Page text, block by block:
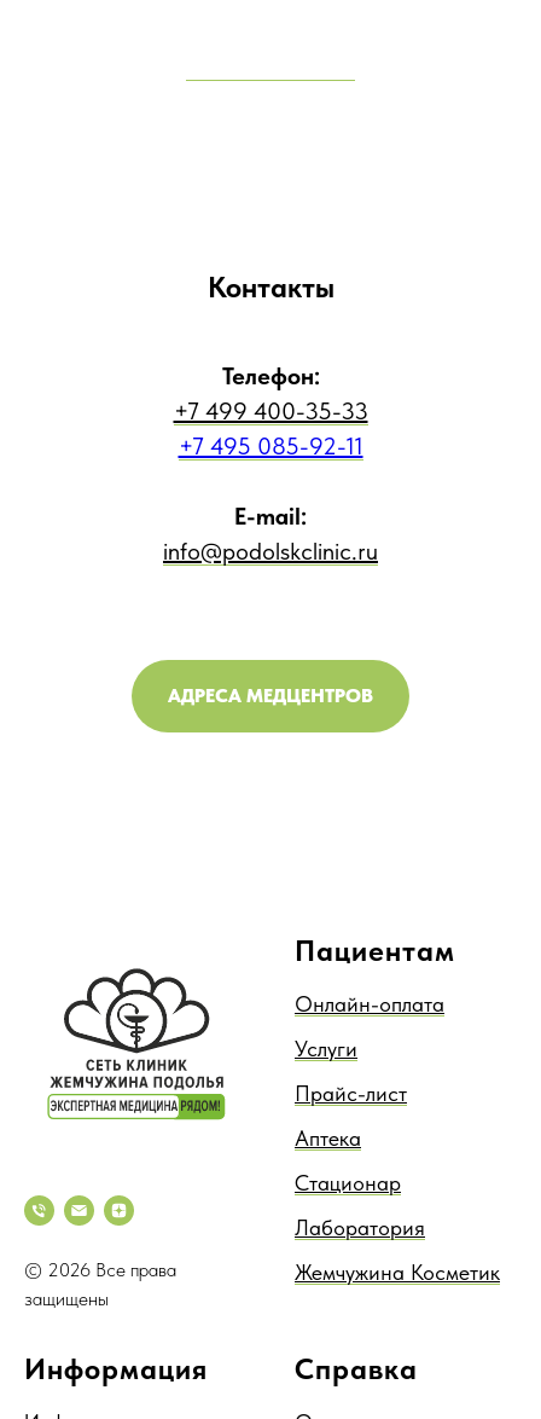
Контакты
Телефон:
+7 499 400-35-33
+7 495 085-92-11
E-mail:
info@podolskclinic.ru
АДРЕСА МЕДЦЕНТРОВ
© 2026 Все права
защищены
Пациентам
Онлайн-оплата
Услуги
Прайс-лист
Аптека
Стационар
Лаборатория
Жемчужина Косметик
Информация Справка